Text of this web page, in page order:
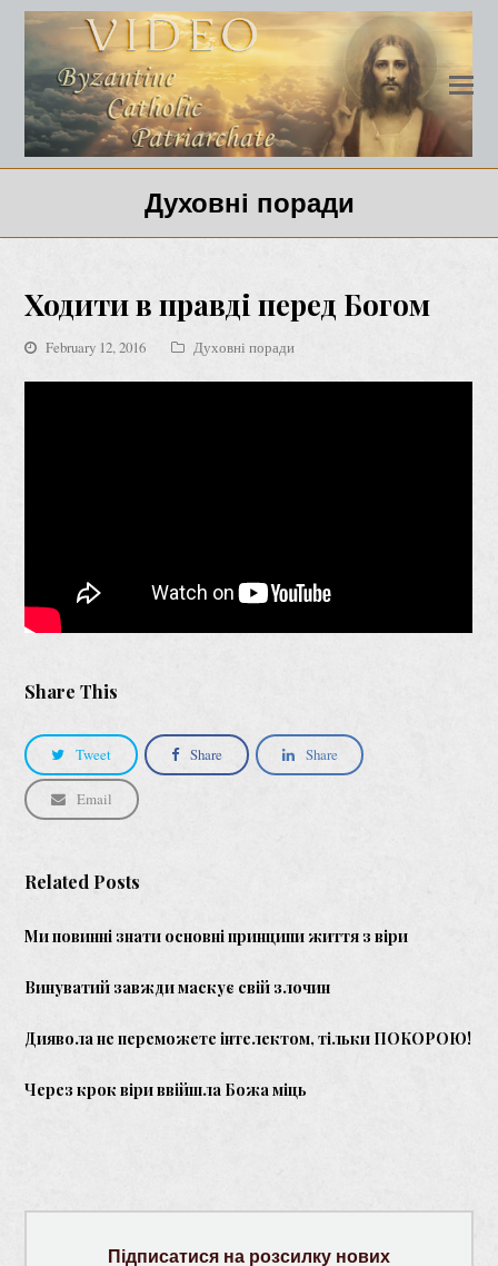
Духовні поради
Ходити в правді перед Богом
February 12, 2016 Духовні поради
Share This
Tweet Share Share
Email
Related Posts
Ми повинні знати основні принципи життя з віри
Винуватий завжди маскує свій злочин
Диявола не переможете інтелектом, тільки ПОКОРОЮ!
Через крок віри ввійшла Божа міць
Підписатися на розсилку нових